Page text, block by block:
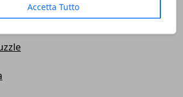
Accetta Tutto